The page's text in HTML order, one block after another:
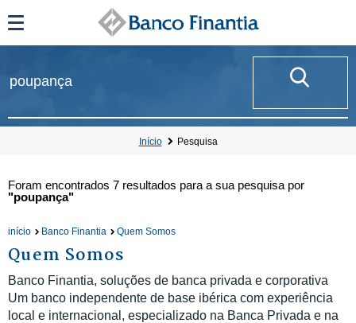
Início Pesquisa
Foram encontrados 7 resultados para a sua pesquisa por
"poupança"
início Banco Finantia Quem Somos
Quem Somos
Banco Finantia, soluções de banca privada e corporativa
Um banco independente de base ibérica com experiência
local e internacional, especializado na Banca Privada e na